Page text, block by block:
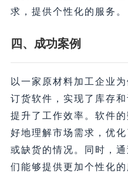
求，提供个性化的服务。
四、成功案例
以一家原材料加工企业
订货软件，实现了库存
提升了工作效率。软件
好地理解市场需求，优
或缺货的情况。同时，
们能够提供更加个性化